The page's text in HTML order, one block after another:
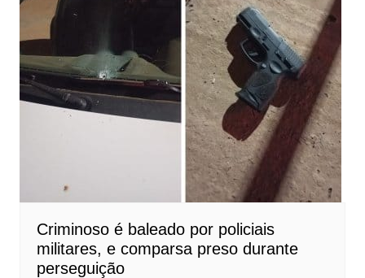
Criminoso é baleado por policiais
militares, e comparsa preso durante
perseguição